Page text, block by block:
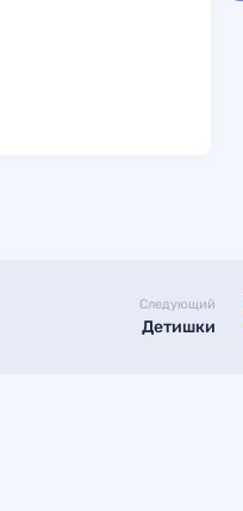
Следующий
Детишки